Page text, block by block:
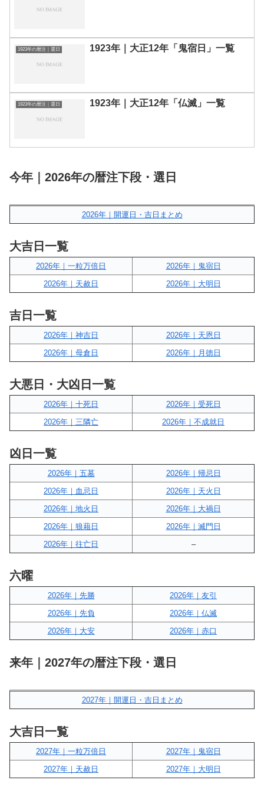
1923年の暦注｜選日 1923年｜大正12年「鬼宿日」一覧
1923年の暦注｜選日 1923年｜大正12年「仏滅」一覧
今年｜2026年の暦注下段・選日
2026年｜開運日・吉日まとめ
大吉日一覧
2026年｜一粒万倍日
2026年｜鬼宿日
2026年｜天赦日
2026年｜大明日
吉日一覧
2026年｜神吉日
2026年｜天恩日
2026年｜母倉日
2026年｜月徳日
大悪日・大凶日一覧
2026年｜十死日
2026年｜受死日
2026年｜三隣亡
2026年｜不成就日
凶日一覧
2026年｜五墓
2026年｜帰忌日
2026年｜血忌日
2026年｜天火日
2026年｜地火日
2026年｜大禍日
2026年｜狼藉日
2026年｜滅門日
2026年｜往亡日
–
六曜
2026年｜先勝
2026年｜友引
2026年｜先負
2026年｜仏滅
2026年｜大安
2026年｜赤口
来年｜2027年の暦注下段・選日
2027年｜開運日・吉日まとめ
大吉日一覧
2027年｜一粒万倍日
2027年｜鬼宿日
2027年｜天赦日
2027年｜大明日